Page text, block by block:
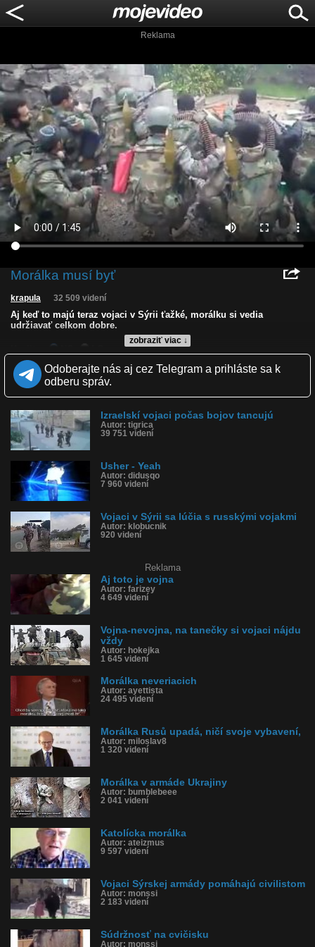
Reklama
Morálka musí byť
zobraziť viac ↓
krapula 32 509 videní
Aj keď to majú teraz vojaci v Sýrii ťažké, morálku si vedia
udržiavať celkom dobre.
Zverejnené: 6.2.2013 19:14
Páči sa: 80% (96 hlasov)
Obľúbené: 22
Kategória: ľudia
Tagy: sýria, vojna, vojaci tancujú, usher
História sledovanosti videa:
Odoberajte nás aj cez Telegram a prihláste sa k
odberu správ.
Izraelskí vojaci počas bojov tancujú
Autor: tigrica
39 751 videní
Usher - Yeah
Autor: didusqo
7 960 videní
Vojaci v Sýrii sa lúčia s russkými vojakmi
Autor: klobucnik
920 videní
Reklama
Aj toto je vojna
Autor: farizey
4 649 videní
Vojna-nevojna, na tanečky si vojaci nájdu
vždy
Autor: hokejka
1 645 videní
Morálka neveriacich
Autor: ayettista
24 495 videní
Morálka Rusů upadá, ničí svoje vybavení,
Autor: miloslav8
1 320 videní
Morálka v armáde Ukrajiny
Autor: bumblebeee
2 041 videní
Katolícka morálka
Autor: ateizmus
9 597 videní
Vojaci Sýrskej armády pomáhajú civilistom
Autor: monssi
2 183 videní
Súdržnosť na cvičisku
Autor: monssi